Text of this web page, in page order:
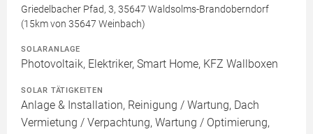
Griedelbacher Pfad, 3, 35647 Waldsolms-Brandoberndorf
(15km von 35647 Weinbach)
SOLARANLAGE
Photovoltaik, Elektriker, Smart Home, KFZ Wallboxen
SOLAR TÄTIGKEITEN
Anlage & Installation, Reinigung / Wartung, Dach
Vermietung / Verpachtung, Wartung / Optimierung,